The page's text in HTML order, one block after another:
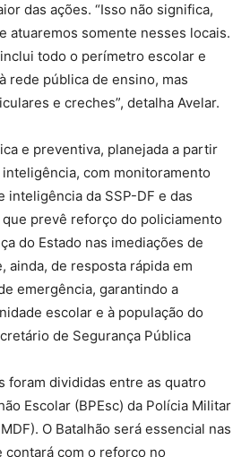
das ações. “Isso não significa,
atuaremos somente nesses locais.
todo o perímetro escolar e
rede pública de ensino, mas
e creches”, detalha Avelar.
e preventiva, planejada a partir
com monitoramento
da SSP-DF e das
prevê reforço do policiamento
do Estado nas imediações de
ainda, de resposta rápida em
emergência, garantindo a
escolar e à população do
de Segurança Pública
foram divididas entre as quatro
Escolar (BPEsc) da Polícia Militar
O Batalhão será essencial nas
contará com o reforço no